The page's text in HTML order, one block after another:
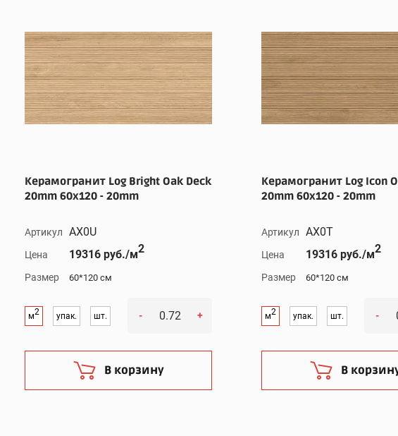
Керамогранит Log Bright Oak Deck
20mm 60x120 - 20mm
Артикул AX0U
Цена 19316 руб./м2
Размер 60*120 см
м2 упак. шт. - +
В корзину
Керамогранит Log Icon
20mm 60x120 - 20mm
Артикул AX0T
Цена 19316 руб./м2
Размер 60*120 см
м2 упак. шт. -
В